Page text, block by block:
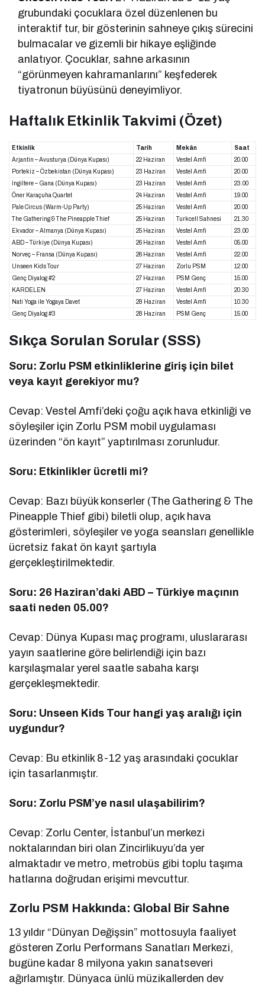
grubundaki çocuklara özel düzenlenen bu
interaktif tur, bir gösterinin sahneye çıkış sürecini
bulmacalar ve gizemli bir hikaye eşliğinde
anlatıyor. Çocuklar, sahne arkasının
“görünmeyen kahramanlarını” keşfederek
tiyatronun büyüsünü deneyimliyor.
Haftalık Etkinlik Takvimi (Özet)
Etkinlik Tarih Mekân
Saat
Arjantin – Avusturya (Dünya Kupası)
22 Haziran Vestel Amfi
20.00
Portekiz – Özbekistan (Dünya Kupası)
23 Haziran Vestel Amfi
20.00
İngiltere – Gana (Dünya Kupası)
23 Haziran Vestel Amfi
23.00
Öner Karaçuha Quartet
24 Haziran Vestel Amfi
19.00
Pale Circus (Warm-Up Party)
25 Haziran Vestel Amfi
20.00
The Gathering & The Pineapple Thief
25 Haziran Turkcell Sahnesi
21.30
Ekvador – Almanya (Dünya Kupası)
25 Haziran Vestel Amfi
23.00
ABD – Türkiye (Dünya Kupası)
26 Haziran Vestel Amfi
05.00
Norveç – Fransa (Dünya Kupası)
26 Haziran Vestel Amfi
22.00
Unseen Kids Tour
27 Haziran Zorlu PSM
12.00
Genç Diyalog #2
27 Haziran PSM Genç
15.00
KARDELEN
27 Haziran Vestel Amfi
20.30
Nati Yoga ile Yogaya Davet
28 Haziran Vestel Amfi
10.30
Genç Diyalog #3
28 Haziran PSM Genç 15.00
Sıkça Sorulan Sorular (SSS)
Soru: Zorlu PSM etkinliklerine giriş için bilet
veya kayıt gerekiyor mu?
Cevap: Vestel Amfi’deki çoğu açık hava etkinliği ve
söyleşiler için Zorlu PSM mobil uygulaması
üzerinden “ön kayıt” yaptırılması zorunludur.
Soru: Etkinlikler ücretli mi?
Cevap: Bazı büyük konserler (The Gathering & The
Pineapple Thief gibi) biletli olup, açık hava
gösterimleri, söyleşiler ve yoga seansları genellikle
ücretsiz fakat ön kayıt şartıyla
gerçekleştirilmektedir.
Soru: 26 Haziran’daki ABD – Türkiye maçının
saati neden 05.00?
Cevap: Dünya Kupası maç programı, uluslararası
yayın saatlerine göre belirlendiği için bazı
karşılaşmalar yerel saatle sabaha karşı
gerçekleşmektedir.
Soru: Unseen Kids Tour hangi yaş aralığı için
uygundur?
Cevap: Bu etkinlik 8-12 yaş arasındaki çocuklar
için tasarlanmıştır.
Soru: Zorlu PSM’ye nasıl ulaşabilirim?
Cevap: Zorlu Center, İstanbul’un merkezi
noktalarından biri olan Zincirlikuyu’da yer
almaktadır ve metro, metrobüs gibi toplu taşıma
hatlarına doğrudan erişimi mevcuttur.
Zorlu PSM Hakkında: Global Bir Sahne
13 yıldır “Dünyan Değişsin” mottosuyla faaliyet
gösteren Zorlu Performans Sanatları Merkezi,
bugüne kadar 8 milyona yakın sanatseveri
ağırlamıştır. Dünyaca ünlü müzikallerden dev